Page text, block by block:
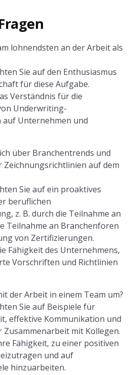
lohnendsten an der Arbeit als
Sie auf den Enthusiasmus
für diese Aufgabe.
Verständnis für die
Underwriting-
auf Unternehmen und
über Branchentrends und
Zeichnungsrichtlinien auf dem
Sie auf ein proaktives
beruflichen
z. B. durch die Teilnahme an
Teilnahme an Branchenforen
von Zertifizierungen.
Fähigkeit des Unternehmens,
Vorschriften und Richtlinien
der Arbeit in einem Team um?
Sie auf Beispiele für
effektive Kommunikation und
Zusammenarbeit mit Kollegen.
Fähigkeit, zu einer positiven
und auf
hinzuarbeiten.